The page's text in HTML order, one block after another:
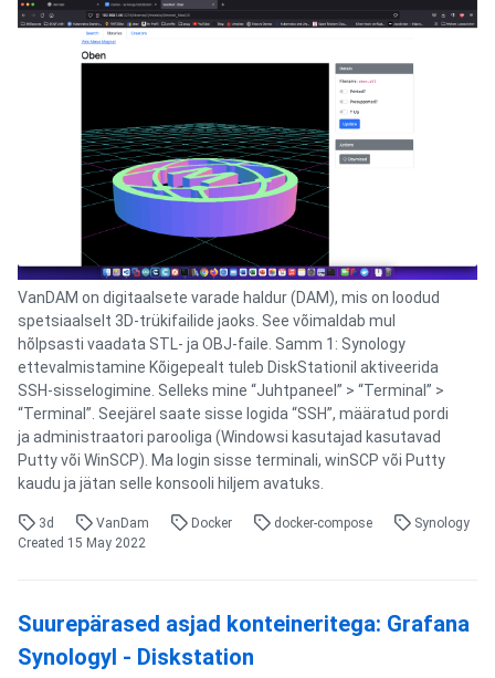
VanDAM on digitaalsete varade haldur (DAM), mis on loodud
spetsiaalselt 3D-trükifailide jaoks. See võimaldab mul
hõlpsasti vaadata STL- ja OBJ-faile. Samm 1: Synology
ettevalmistamine Kõigepealt tuleb DiskStationil aktiveerida
SSH-sisselogimine. Selleks mine “Juhtpaneel” > “Terminal” >
“Terminal”. Seejärel saate sisse logida “SSH”, määratud pordi
ja administraatori parooliga (Windowsi kasutajad kasutavad
Putty või WinSCP). Ma login sisse terminali, winSCP või Putty
kaudu ja jätan selle konsooli hiljem avatuks.
3d VanDam Docker docker-compose
Synology
Created 15 May 2022
Suurepärased asjad konteineritega: Grafana
Synologyl - Diskstation